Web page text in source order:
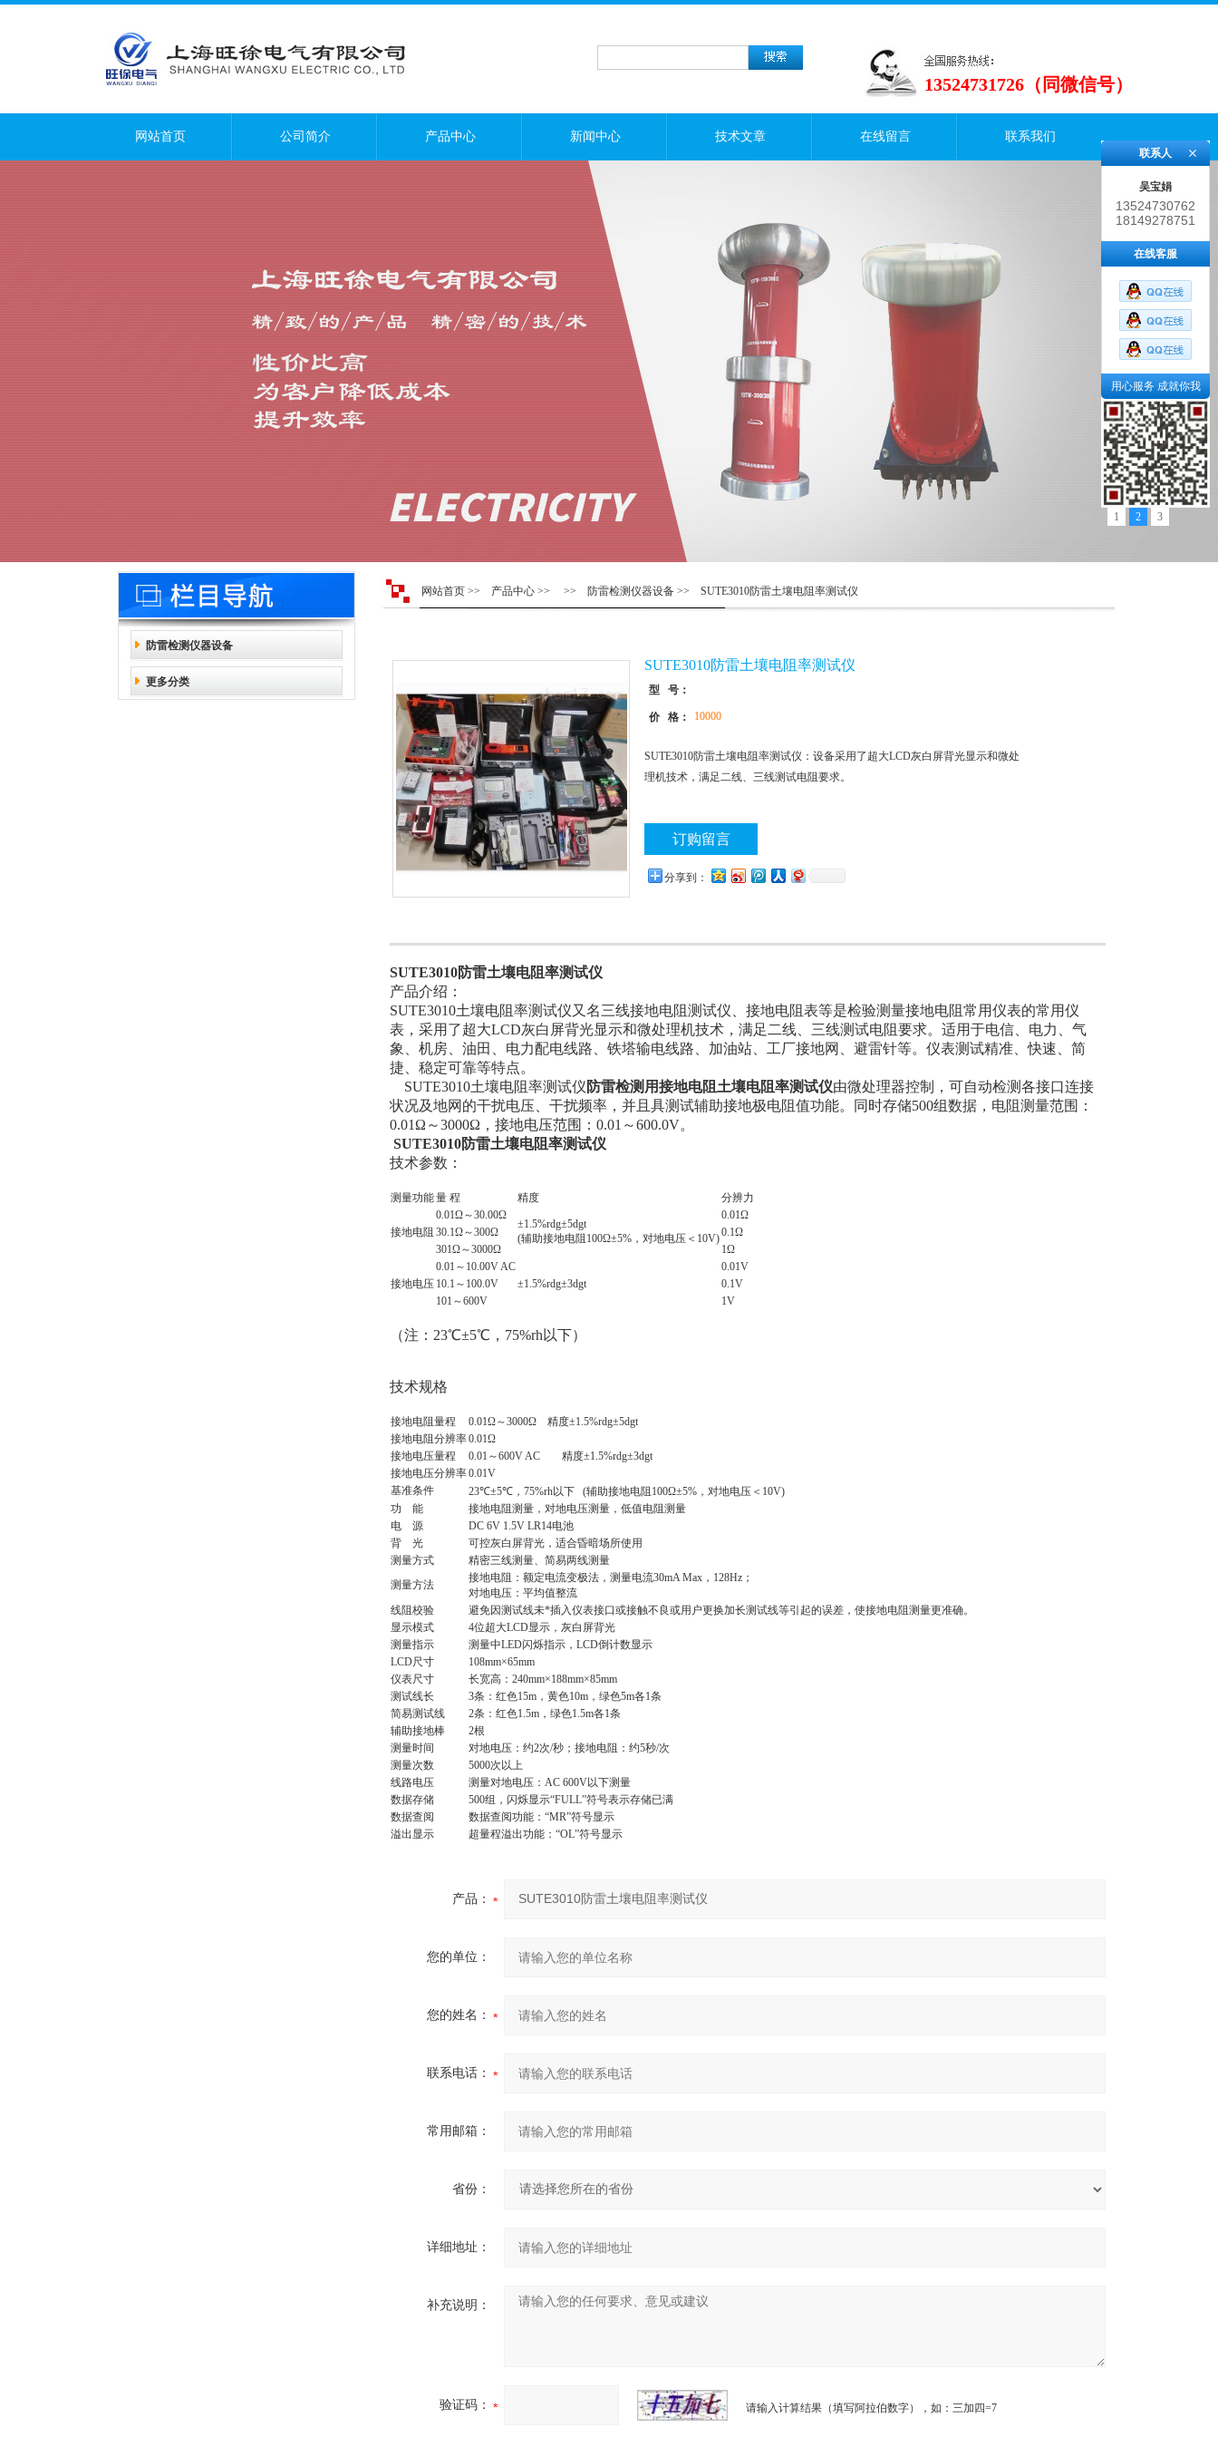
13524731726（同微信号）
网站首页 公司简介 产品中心 新闻中心 技术文章 在线留言 联系我们
1 2 3
防雷检测仪器设备
更多分类
网站首页 >> 产品中心 >> >> 防雷检测仪器设备 >> SUTE3010防雷土壤电阻率测试仪
SUTE3010防雷土壤电阻率测试仪
型 号：
价 格： 10000
SUTE3010防雷土壤电阻率测试仪：设备采用了超大LCD灰白屏背光显示和微处
理机技术，满足二线、三线测试电阻要求。
订购留言
分享到：
SUTE3010防雷土壤电阻率测试仪
产品介绍：
SUTE3010土壤电阻率测试仪又名三线接地电阻测试仪、接地电阻表等是检验测量接地电阻常用仪表的常用仪
表，采用了超大LCD灰白屏背光显示和微处理机技术，满足二线、三线测试电阻要求。适用于电信、电力、气
象、机房、油田、电力配电线路、铁塔输电线路、加油站、工厂接地网、避雷针等。仪表测试精准、快速、简
捷、稳定可靠等特点。
SUTE3010土壤电阻率测试仪 防雷检测用接地电阻土壤电阻率测试仪由微处理器控制，可自动检测各接口连接
状况及地网的干扰电压、干扰频率，并且具测试辅助接地极电阻值功能。同时存储500组数据，电阻测量范围：
0.01Ω～3000Ω，接地电压范围：0.01～600.0V。
SUTE3010防雷土壤电阻率测试仪
技术参数：
测量功能量 程 精度 分辨力
接地电阻
0.01Ω～30.00Ω
±1.5%rdg±5dgt
(辅助接地电阻100Ω±5%，对地电压＜10V)
0.01Ω
30.1Ω～300Ω
0.1Ω
301Ω～3000Ω
1Ω
接地电压
0.01～10.00V AC
±1.5%rdg±3dgt
0.01V
10.1～100.0V
0.1V
101～600V
1V
（注：23℃±5℃，75%rh以下）
技术规格
接地电阻量程
0.01Ω～3000Ω 精度±1.5%rdg±5dgt
接地电阻分辨率0.01Ω
接地电压量程
0.01～600V AC 精度±1.5%rdg±3dgt
接地电压分辨率0.01V
基准条件
23℃±5℃，75%rh以下 (辅助接地电阻100Ω±5%，对地电压＜10V)
功 能
接地电阻测量，对地电压测量，低值电阻测量
电 源
DC 6V 1.5V LR14电池
背 光
可控灰白屏背光，适合昏暗场所使用
测量方式
精密三线测量、简易两线测量
测量方法
接地电阻：额定电流变极法，测量电流30mA Max，128Hz；
对地电压：平均值整流
线阻校验
避免因测试线未*插入仪表接口或接触不良或用户更换加长测试线等引起的误差，使接地电阻测量更准确。
显示模式
4位超大LCD显示，灰白屏背光
测量指示
测量中LED闪烁指示，LCD倒计数显示
LCD尺寸
108mm×65mm
仪表尺寸
长宽高：240mm×188mm×85mm
测试线长
3条：红色15m，黄色10m，绿色5m各1条
简易测试线
2条：红色1.5m，绿色1.5m各1条
辅助接地棒
2根
测量时间
对地电压：约2次/秒；接地电阻：约5秒/次
测量次数
5000次以上
线路电压
测量对地电压：AC 600V以下测量
数据存储
500组，闪烁显示“FULL”符号表示存储已满
数据查阅
数据查阅功能：“MR”符号显示
溢出显示
超量程溢出功能：“OL”符号显示
产品：
您的单位：
您的姓名：
联系电话：
常用邮箱：
省份：
详细地址：
补充说明：
验证码： 请输入计算结果（填写阿拉伯数字），如：三加四=7
联系人
吴宝娟
13524730762
18149278751
在线客服
用心服务 成就你我